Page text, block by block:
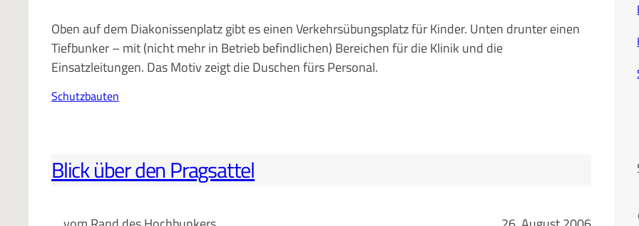
Oben auf dem Diakonissenplatz gibt es einen Verkehrsübungsplatz für Kinder. Unten drunter einen
Tiefbunker – mit (nicht mehr in Betrieb befindlichen) Bereichen für die Klinik und die
Einsatzleitungen. Das Motiv zeigt die Duschen fürs Personal.
Schutzbauten
Blick über den Pragsattel